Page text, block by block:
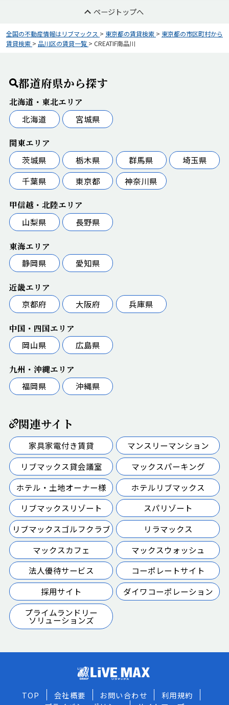
ページトップへ
全国の不動産情報はリブマックス > 東京都の賃貸検索 > 東京都の市区町村から
賃貸検索 > 品川区の賃貸一覧 > CREATIF南品川
都道府県から探す
北海道・東北エリア
北海道
宮城県
関東エリア
茨城県
栃木県 群馬県
埼玉県
千葉県
東京都 神奈川県
甲信越・北陸エリア
山梨県
長野県
東海エリア
静岡県
愛知県
近畿エリア
京都府
大阪府 兵庫県
中国・四国エリア
岡山県
広島県
九州・沖縄エリア
福岡県
沖縄県
関連サイト
家具家電付き賃貸
マンスリーマンション
リブマックス貸会議室
マックスパーキング
ホテル・土地オーナー様
ホテルリブマックス
リブマックスリゾート
スパリゾート
リブマックスゴルフクラブ
リラマックス
マックスカフェ
マックスウォッシュ
法人優待サービス
コーポレートサイト
採用サイト
ダイワコーポレーション
プライムランドリー
ソリューションズ
TOP 会社概要 お問い合わせ
利用規約